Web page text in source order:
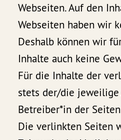
Webseiten. Auf den
Webseiten haben wir
Deshalb können wir
Inhalte auch keine
Für die Inhalte der
stets der/die
Betreiber*in der
Die verlinkten Seiten